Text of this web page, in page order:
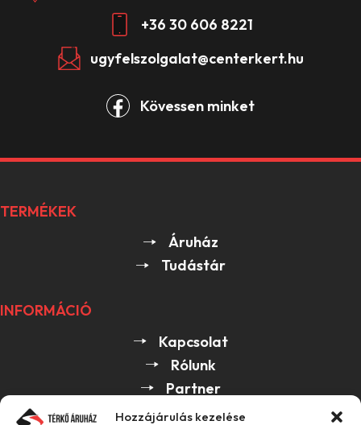
Hozzájárulás kezelése
+36 30 606 8221
ugyfelszolgalat@centerkert.hu
Kövessen minket
TERMÉKEK
Áruház
Tudástár
INFORMÁCIÓ
Kapcsolat
Rólunk
Partner